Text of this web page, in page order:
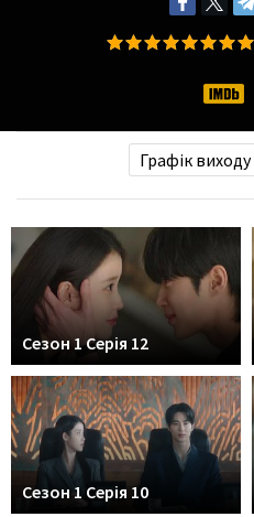
Графік виходу
Сезон 1 Серія 12
Сезон 1 Серія 10